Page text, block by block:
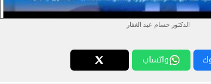
الدكتور حسام عبد الغفار
واتساب